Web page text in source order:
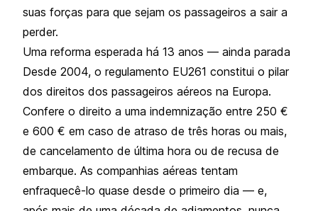
suas forças para que sejam os passageiros a sair a
perder.
Uma reforma esperada há 13 anos — ainda parada
Desde 2004, o regulamento EU261 constitui o pilar
dos direitos dos passageiros aéreos na Europa.
Confere o direito a uma indemnização entre 250 €
e 600 € em caso de atraso de três horas ou mais,
de cancelamento de última hora ou de recusa de
embarque. As companhias aéreas tentam
enfraquecê-lo quase desde o primeiro dia — e,